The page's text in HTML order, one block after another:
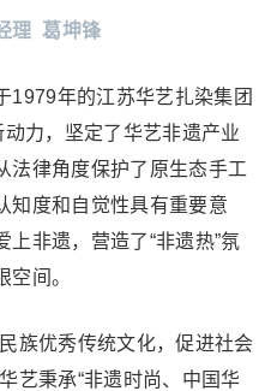
理 葛坤锋
1979年的江苏华艺扎染集团
动力，坚定了华艺非遗产业
法律角度保护了原生态手工
知度和自觉性具有重要意
非遗，营造了“非遗热”氛
空间。
族优秀传统文化，促进社会
艺秉承“非遗时尚、中国华